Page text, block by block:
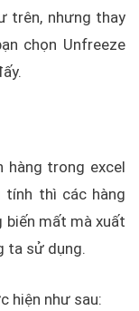
trên, nhưng thay
chọn Unfreeze
hàng trong excel
tính thì các hàng
biến mất mà xuất
ta sử dụng.
hiện như sau: